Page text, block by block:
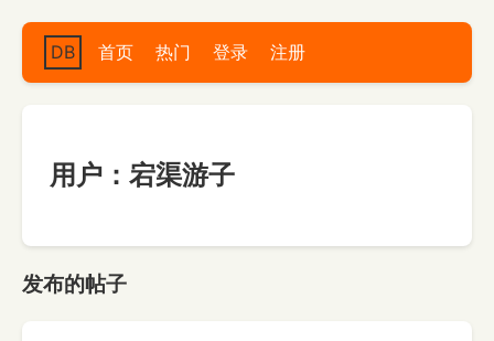
DB 首页 热门 登录 注册
用户：宕渠游子
发布的帖子